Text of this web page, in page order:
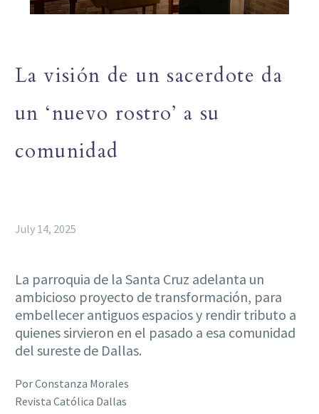
La visión de un sacerdote da
un ‘nuevo rostro’ a su
comunidad
July 14, 2025
La parroquia de la Santa Cruz adelanta un
ambicioso proyecto de transformación, para
embellecer antiguos espacios y rendir tributo a
quienes sirvieron en el pasado a esa comunidad
del sureste de Dallas.
Por Constanza Morales
Revista Católica Dallas